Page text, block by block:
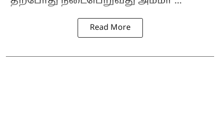
Read More